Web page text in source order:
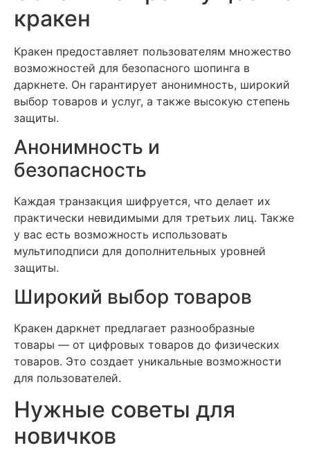
кракен
Кракен предоставляет пользователям множество
возможностей для безопасного шопинга в
даркнете. Он гарантирует анонимность, широкий
выбор товаров и услуг, а также высокую степень
защиты.
Анонимность и
безопасность
Каждая транзакция шифруется, что делает их
практически невидимыми для третьих лиц. Также
у вас есть возможность использовать
мультиподписи для дополнительных уровней
защиты.
Широкий выбор товаров
Кракен даркнет предлагает разнообразные
товары — от цифровых товаров до физических
товаров. Это создает уникальные возможности
для пользователей.
Нужные советы для
новичков